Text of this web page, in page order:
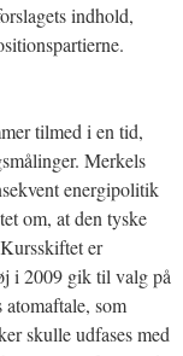
indhold,
tilmed i en tid,
Merkels
energipolitik
om, at den tyske
er
i 2009 gik til valg på
som
skulle udfases med